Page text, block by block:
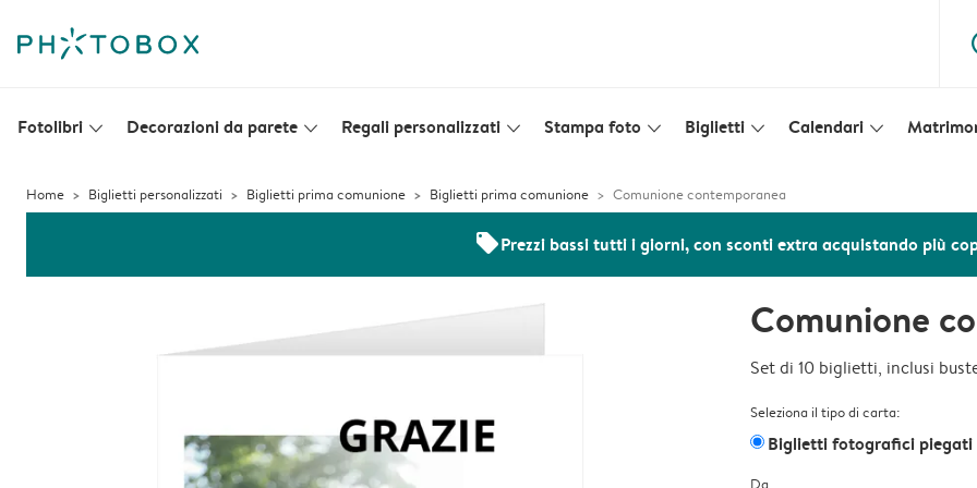
Fotolibri slim_arrow_down Decorazioni da parete slim_arrow_down Regali personalizzati slim_arrow_down Stampa foto slim_arrow_down Biglietti slim_arrow_down Calendari slim_arrow_down
Home Biglietti personalizzati Biglietti prima comunione Biglietti prima comunione Comunione contemporanea
offersPrezzi bassi tutti i giorni, con sconti extra acquistando più
Comunione
Set di 10 biglietti, inclusi
Seleziona il tipo di carta:
Biglietti fotografici piegati
Da